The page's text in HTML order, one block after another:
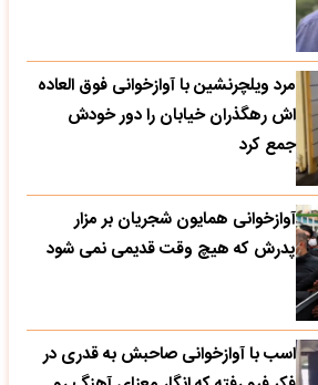
مرد ویلچرنشین با آوازخوانی فوق العاده
اش رهگذران خیابان را دور خودش
جمع کرد
آوازخوانی همایون شجریان بر مزار
پدرش که هیچ وقت قدیمی نمی شود
اسب با آوازخوانی صاحبش به قدری در